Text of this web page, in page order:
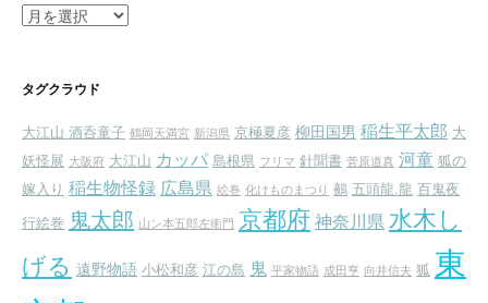
ア
イ
タグクラウド
大江山 酒呑童子 鶴岡天満宮 新潟県 京極夏彦 柳田国男 稲生平太郎 大
妖怪展 大阪府 大江山 カッパ 島根県 フリマ 針聞書 菅原道真 河童 狐の
嫁入り 稲生物怪録 広島県 絵巻 化けものまつり 鵺 五頭龍.龍 百鬼夜
行絵巻 鬼太郎 山ン本五郎左衛門 京都府 神奈川県 水木し
げる 遠野物語 小松和彦 江の島 鬼 平家物語 成田亨 向井信夫 狐 東